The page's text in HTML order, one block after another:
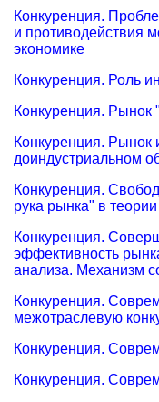
Конкуренция.
и противодействия
экономике
Конкуренция. Роль
Конкуренция. Рынок
Конкуренция. Рынок
доиндустриальном
Конкуренция.
рука рынка" в
Конкуренция.
эффективность
анализа. Механизм
Конкуренция.
межотраслевую
Конкуренция.
Конкуренция.